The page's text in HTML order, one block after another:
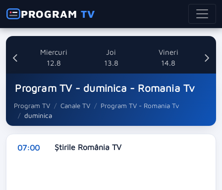
PROGRAMTV
Miercuri
12.8
Joi
13.8
Vineri
14.8
Program TV - duminica - Romania Tv
Program TV Canale TV
Program TV - Romania Tv
duminica
07:00 Ştirile România TV